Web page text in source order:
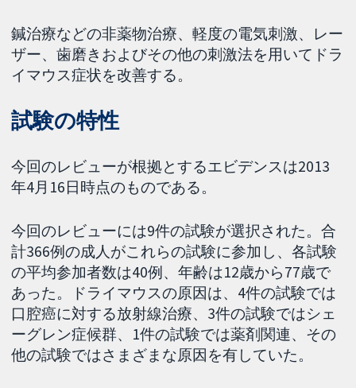
鍼治療などの非薬物治療、軽度の電気刺激、レー
ザー、歯磨きおよびその他の刺激法を用いてドラ
イマウス症状を改善する。
試験の特性
今回のレビューが根拠とするエビデンスは2013
年4月16日時点のものである。
今回のレビューには9件の試験が選択された。合
計366例の成人がこれらの試験に参加し、各試験
の平均参加者数は40例、年齢は12歳から77歳で
あった。ドライマウスの原因は、4件の試験では
口腔癌に対する放射線治療、3件の試験ではシェ
ーグレン症候群、1件の試験では薬剤関連、その
他の試験ではさまざまな原因を有していた。